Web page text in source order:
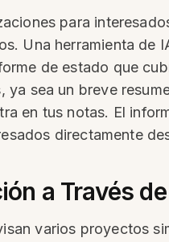
para
Una herramienta
de estado que
ya sea un breve
en tus notas. El
directamente
a Través
varios proyectos